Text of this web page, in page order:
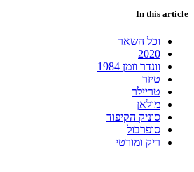
In this article
וכל השאר
2020
וונדר וומן 1984
טיזר
טריילר
מולאן
סוניק הקיפוד
סופרבול
ריק ומורטי